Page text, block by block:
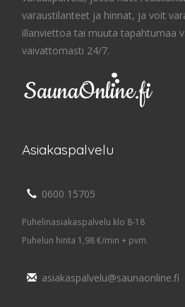
varaustilanteet ja hinnat, ja voit
illanviettoa tai muuta tapahtumaa
vaivattomasti 24/7.
Asiakaspalvelu
0600 15705
Puhelinasiakaspalvelu klo 8-18
Puhelun hinta 1,98 €/min + pvm.
asiakaspalvelu@saunaonline.fi